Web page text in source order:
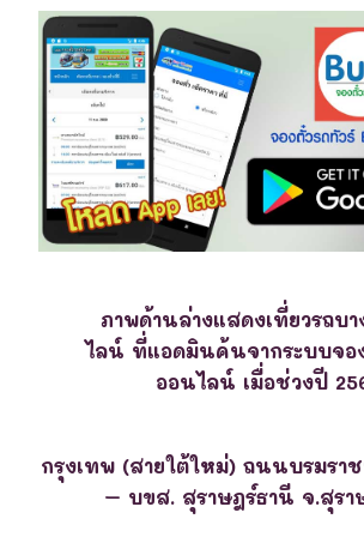
ภาพด้านล่างแสดงเที่ยวรถบ
ไลน์ ที่แอดมินค้นจากระบบจอ
ออนไลน์ เมื่อช่วงปี
กรุงเทพ (สายใต้ใหม่) ถนนบรมรา
– บขส. สุราษฎร์ธานี จ.สุรา